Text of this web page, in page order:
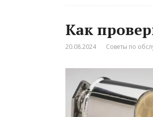
Как
20.08.2024 Советы по